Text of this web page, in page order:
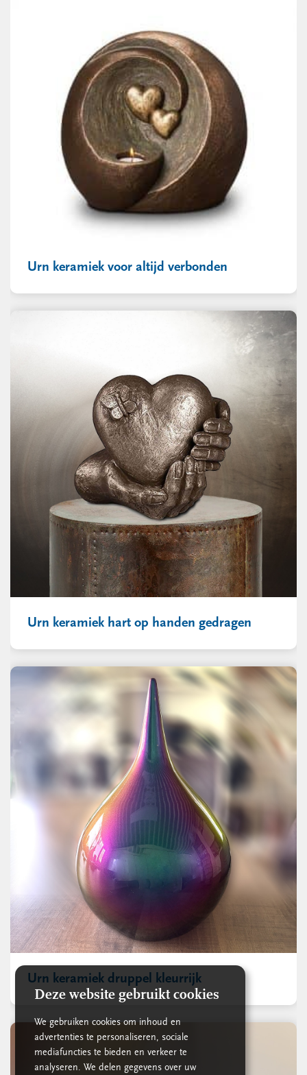
Urn keramiek voor altijd verbonden
Urn keramiek hart op handen gedragen
Urn keramiek druppel kleurrijk
Deze website gebruikt cookies
We gebruiken cookies om inhoud en
advertenties te personaliseren, sociale
mediafuncties te bieden en verkeer te
analyseren. We delen gegevens over uw